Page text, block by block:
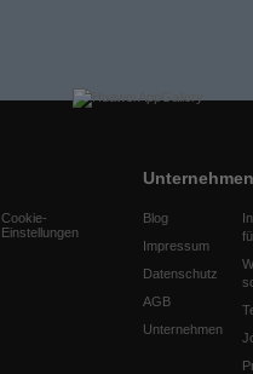
Cookie-
Einstellungen
Unternehmen
Blog
Impressum
Datenschutz
AGB
Unternehmen